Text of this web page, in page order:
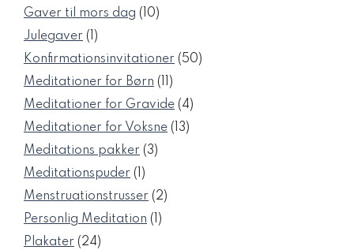
varer
Gaver til mors dag 1010
Julegaver
1
vare
Konfirmationsinvitationer 5050
Meditationer for Børn
11
varer
Meditationer for Gravide 44
Meditationer for Voksne 1313
Meditations pakker 33
Meditationspuder
1
vare
Menstruationstrusser 22
Personlig Meditation
1
Plakater 2424